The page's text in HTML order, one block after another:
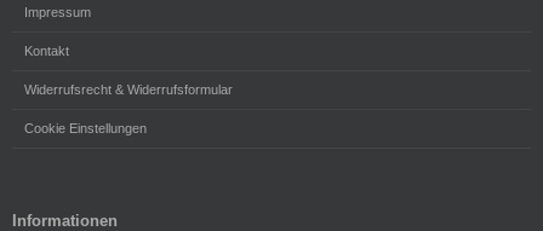
Impressum
Kontakt
Widerrufsrecht & Widerrufsformular
Cookie Einstellungen
Informationen